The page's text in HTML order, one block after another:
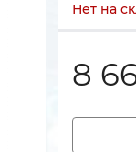
Нет на
8